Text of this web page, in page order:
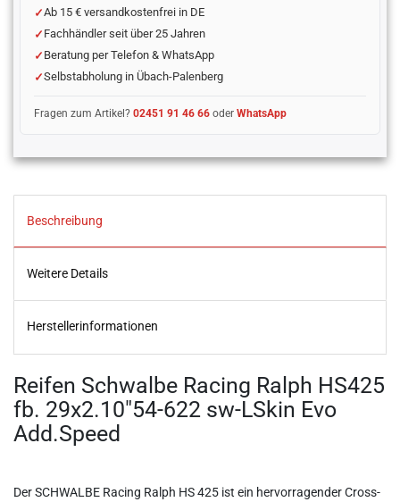
Ab 15 € versandkostenfrei in DE
Fachhändler seit über 25 Jahren
Beratung per Telefon & WhatsApp
Selbstabholung in Übach-Palenberg
Fragen zum Artikel?02451 91 46 66 oderWhatsApp
Beschreibung
Weitere Details
Herstellerinformationen
Reifen Schwalbe Racing Ralph HS425
fb. 29x2.10"54-622 sw-LSkin Evo
Add.Speed
Der SCHWALBE Racing Ralph HS 425 ist ein hervorragender Cross-